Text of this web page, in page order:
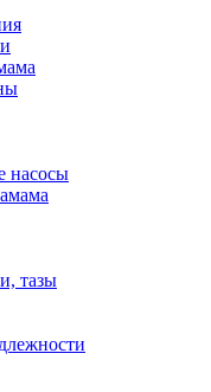
насосы
тазы